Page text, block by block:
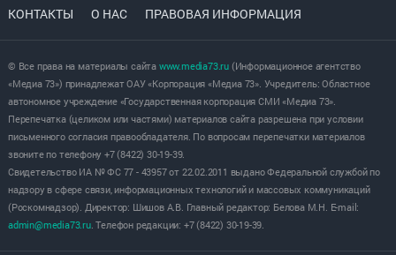
КОНТАКТЫ О НАС ПРАВОВАЯ ИНФОРМАЦИЯ
© Все права на материалы сайта www.media73.ru(Информационное агентство
«Медиа 73») принадлежат ОАУ «Корпорация «Медиа 73». Учредитель: Областное
автономное учреждение «Государственная корпорация СМИ «Медиа 73».
Перепечатка (целиком или частями) материалов сайта разрешена при условии
письменного согласия правообладателя. По вопросам перепечатки материалов
звоните по телефону +7 (8422) 30-19-39.
Свидетельство ИА № ФС 77 - 43957 от 22.02.2011 выдано Федеральной службой по
надзору в сфере связи, информационных технологий и массовых коммуникаций
(Роскомнадзор). Директор: Шишов А.В. Главный редактор: Белова М.Н. E-mail:
admin@media73.ru. Телефон редакции: +7 (8422) 30-19-39.